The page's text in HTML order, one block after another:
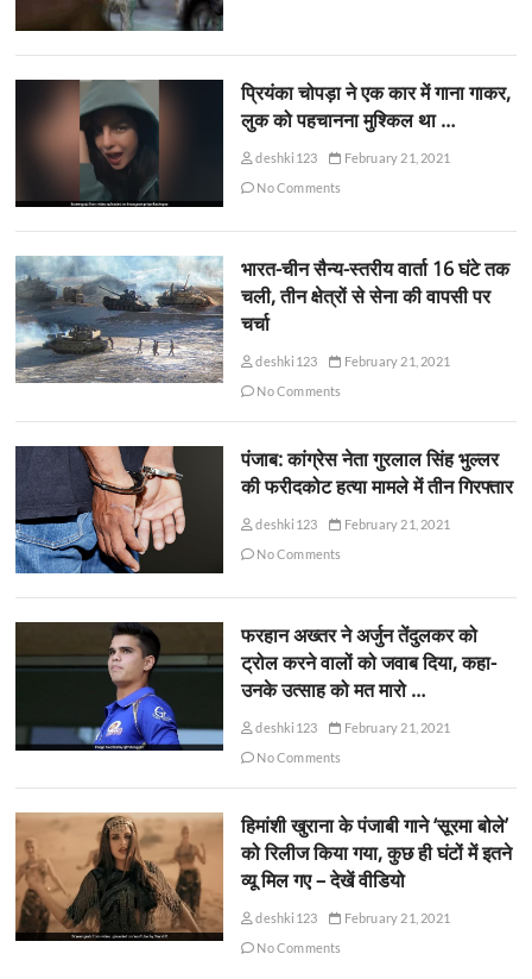
प्रियंका चोपड़ा ने एक कार में गाना गाकर,
लुक को पहचानना मुश्किल था …
deshki123
February 21, 2021
No Comments
भारत-चीन सैन्य-स्तरीय वार्ता 16 घंटे तक
चली, तीन क्षेत्रों से सेना की वापसी पर
चर्चा
deshki123
February 21, 2021
No Comments
पंजाब: कांग्रेस नेता गुरलाल सिंह भुल्लर
की फरीदकोट हत्या मामले में तीन गिरफ्तार
deshki123
February 21, 2021
No Comments
फरहान अख्तर ने अर्जुन तेंदुलकर को
ट्रोल करने वालों को जवाब दिया, कहा-
उनके उत्साह को मत मारो …
deshki123
February 21, 2021
No Comments
हिमांशी खुराना के पंजाबी गाने ‘सूरमा बोले’
को रिलीज किया गया, कुछ ही घंटों में इतने
व्यू मिल गए – देखें वीडियो
deshki123
February 21, 2021
No Comments